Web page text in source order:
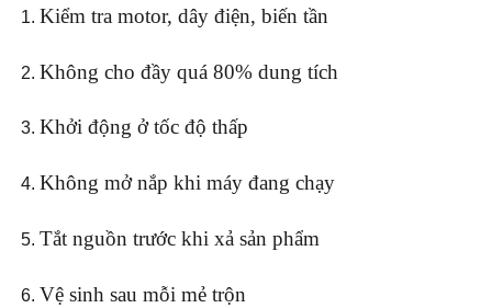
Kiểm tra motor, dây điện, biến tần
Không cho đầy quá 80% dung tích
Khởi động ở tốc độ thấp
Không mở nắp khi máy đang chạy
Tắt nguồn trước khi xả sản phẩm
Vệ sinh sau mỗi mẻ trộn